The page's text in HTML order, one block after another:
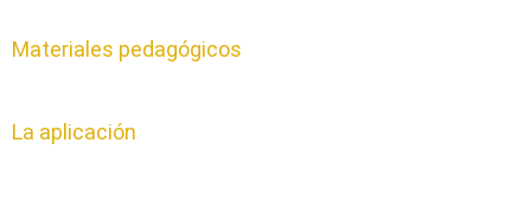
Materiales pedagógicos
La aplicación